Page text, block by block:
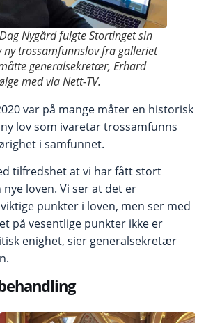
Nygård fulgte Stortinget sin
ny trossamfunnslov fra galleriet
generalsekretær, Erhard
med via Nett-TV.
var på mange måter en historisk
lov som ivaretar trossamfunns
i samfunnet.
tilfredshet at vi har fått stort
loven. Vi ser at det er
punkter i loven, men ser med
på vesentlige punkter ikke er
enighet, sier generalsekretær